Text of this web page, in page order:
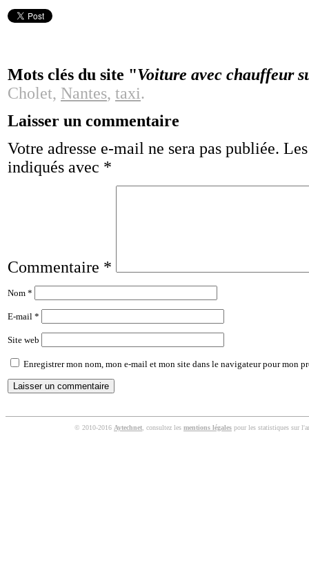
Mots clés du site "Voiture avec chauffeur
Cholet, Nantes, taxi.
Laisser un commentaire
Votre adresse e-mail ne sera pas publiée.
indiqués avec *
Commentaire *
Nom *
E-mail *
Site web
Enregistrer mon nom, mon e-mail et mon site dans le navigateur pour mon
© 2010-2016 Aytechnet , consultez les mentions légales pour les statistiques sur